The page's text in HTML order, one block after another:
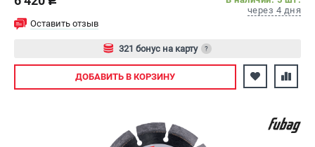
Сварочные полуавтоматы MIG/MAG
Сварочные материалы
Информация размещённая на сайте не является публичной
офертой.
через 4 дня
Оставить отзыв
321 бонус на карту ?
Авторизуйтесь
ДОБАВИТЬ В КОРЗИНУ